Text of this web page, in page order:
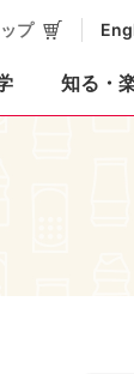
プ
知る・